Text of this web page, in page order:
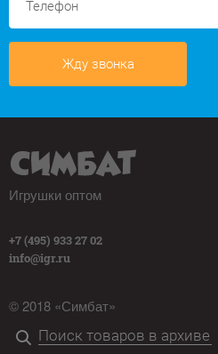
Жду звонка
Игрушки оптом
+7 (495) 933 27 02
info@igr.ru
© 2018 «Симбат»